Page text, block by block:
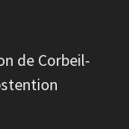
de Corbeil-